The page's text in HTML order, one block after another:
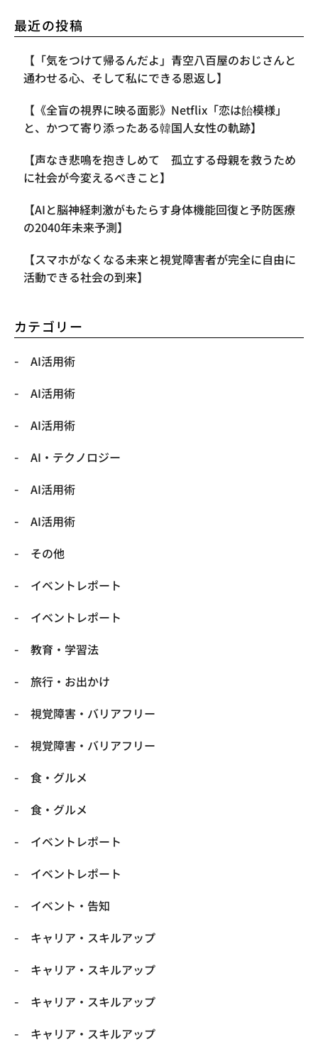
最近の投稿
【「気をつけて帰るんだよ」青空八百屋のおじさんと
通わせる心、そして私にできる恩返し】
【《全盲の視界に映る面影》Netflix「恋は飴模様」
と、かつて寄り添ったある韓国人女性の軌跡】
【声なき悲鳴を抱きしめて 孤立する母親を救うため
に社会が今変えるべきこと】
【AIと脳神経刺激がもたらす身体機能回復と予防医療
の2040年未来予測】
【スマホがなくなる未来と視覚障害者が完全に自由に
活動できる社会の到来】
カテゴリー
AI活用術
AI活用術
AI活用術
​AI・テクノロジー
​AI活用術
​AI活用術
​その他
​イベントレポート
​イベントレポート
​教育・学習法
​旅行・お出かけ
​視覚障害・バリアフリー
​視覚障害・バリアフリー
​食・グルメ
​食・グルメ
イベントレポート
イベントレポート
イベント・告知
キャリア・スキルアップ
キャリア・スキルアップ
キャリア・スキルアップ
キャリア・スキルアップ